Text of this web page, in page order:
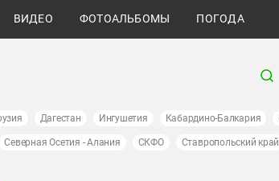
ВИДЕО ФОТОАЛЬБОМЫ ПОГОДА
Дагестан Ингушетия Кабардино-Балкария
Северная Осетия - Алания СКФО Ставропольский край